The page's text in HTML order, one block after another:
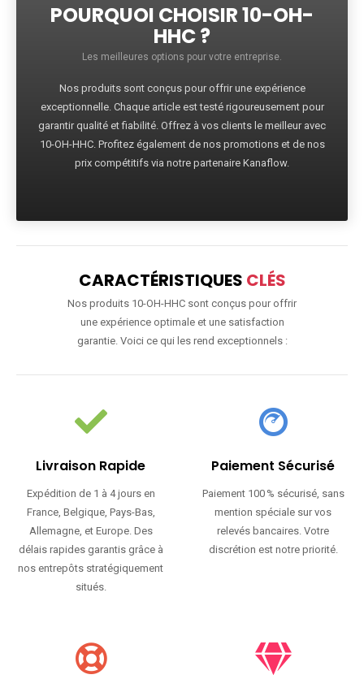
POURQUOI CHOISIR 10-OH-
HHC ?
Les meilleures options pour votre entreprise.
Nos produits sont conçus pour offrir une expérience
exceptionnelle. Chaque article est testé rigoureusement pour
garantir qualité et fiabilité. Offrez à vos clients le meilleur avec
10-OH-HHC. Profitez également de nos promotions et de nos
prix compétitifs via notre partenaire Kanaflow.
CARACTÉRISTIQUES CLÉS
Nos produits 10-OH-HHC sont conçus pour offrir
une expérience optimale et une satisfaction
garantie. Voici ce qui les rend exceptionnels :
Livraison Rapide
Expédition de 1 à 4 jours en
France, Belgique, Pays-Bas,
Allemagne, et Europe. Des
délais rapides garantis grâce à
nos entrepôts stratégiquement
situés.
Paiement Sécurisé
Paiement 100 % sécurisé, sans
mention spéciale sur vos
relevés bancaires. Votre
discrétion est notre priorité.